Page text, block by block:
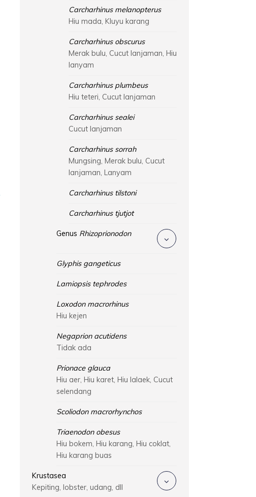
Carcharhinus melanopterus
Hiu mada, Kluyu karang
Carcharhinus obscurus
Merak bulu, Cucut lanjaman, Hiu
lanyam
Carcharhinus plumbeus
Hiu teteri, Cucut lanjaman
Carcharhinus sealei
Cucut lanjaman
Carcharhinus sorrah
Mungsing, Merak bulu, Cucut
lanjaman, Lanyam
Carcharhinus tilstoni
Carcharhinus tjutjot
Genus Rhizoprionodon
Glyphis gangeticus
Lamiopsis tephrodes
Loxodon macrorhinus
Hiu kejen
Negaprion acutidens
Tidak ada
Prionace glauca
Hiu aer, Hiu karet, Hiu lalaek, Cucut
selendang
Scoliodon macrorhynchos
Triaenodon obesus
Hiu bokem, Hiu karang, Hiu coklat,
Hiu karang buas
Krustasea
Kepiting, lobster, udang, dll